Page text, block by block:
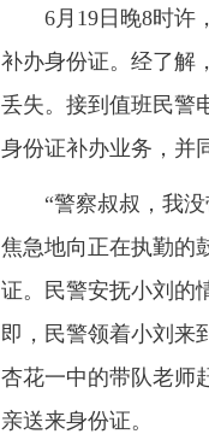
6月19日晚8时许，
补办身份证。经了解
丢失。接到值班民警
身份证补办业务，并
“警察叔叔，我没
焦急地向正在执勤的
证。民警安抚小刘的
即，民警领着小刘来
杏花一中的带队老师
亲送来身份证。